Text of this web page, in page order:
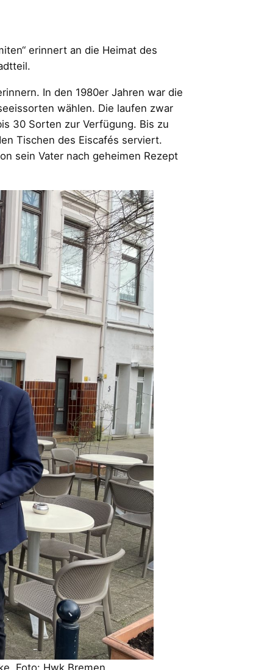
erinnert an die Heimat des
In den 1980er Jahren war die
wählen. Die laufen zwar
30 Sorten zur Verfügung. Bis zu
Tischen des Eiscafés serviert.
sein Vater nach geheimen Rezept
Foto: Hwk Bremen